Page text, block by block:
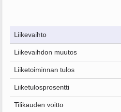
Liikevaihto
Liikevaihdon muutos
Liiketoiminnan tulos
Liiketulosprosentti
Tilikauden voitto